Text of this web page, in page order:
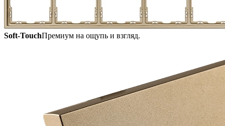
Soft-TouchПремиум на ощупь и взгляд.